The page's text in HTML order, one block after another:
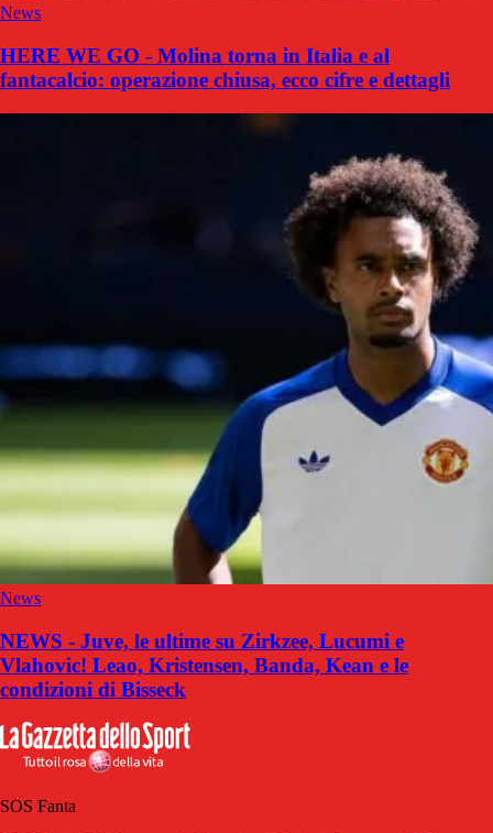
News
HERE WE GO - Molina torna in Italia e al
fantacalcio: operazione chiusa, ecco cifre e dettagli
News
NEWS - Juve, le ultime su Zirkzee, Lucumi e
Vlahovic! Leao, Kristensen, Banda, Kean e le
condizioni di Bisseck
SOS Fanta